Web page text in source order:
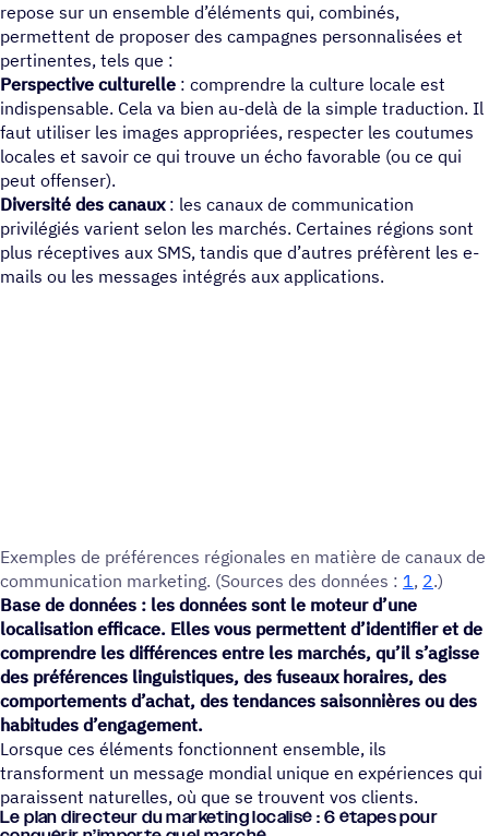
repose sur un ensemble d’éléments qui, combinés,
permettent de proposer des campagnes personnalisées et
pertinentes, tels que :
Perspective culturelle : comprendre la culture locale est
indispensable. Cela va bien au-delà de la simple traduction. Il
faut utiliser les images appropriées, respecter les coutumes
locales et savoir ce qui trouve un écho favorable (ou ce qui
peut offenser).
Diversité des canaux: les canaux de communication
privilégiés varient selon les marchés. Certaines régions sont
plus réceptives aux SMS, tandis que d’autres préfèrent les e-
mails ou les messages intégrés aux applications.
Exemples de préfé­rences régio­nales en matière de canaux de
commu­ni­ca­tion marke­ting. (Sources des données : 1, 2.)
Base de données : les données sont le moteur d’une
localisation efficace. Elles vous permettent d’identifier et de
comprendre les différences entre les marchés, qu’il s’agisse
des préférences linguistiques, des fuseaux horaires, des
comportements d’achat, des tendances saisonnières ou des
habitudes d’engagement.
Lorsque ces éléments fonctionnent ensemble, ils
transforment un message mondial unique en expériences qui
paraissent naturelles, où que se trouvent vos clients.
Le plan direc­teur du marke­ting loca­lisé : 6 étapes pour